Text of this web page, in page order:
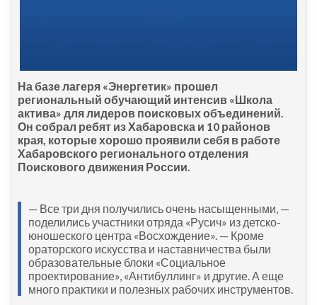
На базе лагеря «Энергетик» прошел
региональный обучающий интенсив «Школа
актива» для лидеров поисковых объединений.
Он собрал ребят из Хабаровска и 10 районов
края, которые хорошо проявили себя в работе
Хабаровского регионального отделения
Поискового движения России.
— Все три дня получились очень насыщенными, —
поделились участники отряда «Русич» из детско-
юношеского центра «Восхождение». — Кроме
ораторского искусства и наставничества были
образовательные блоки «Социальное
проектирование», «Антибуллинг» и другие. А еще
много практики и полезных рабочих инструментов.